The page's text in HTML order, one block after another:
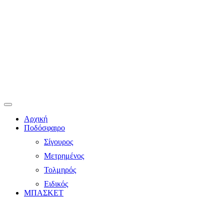
Αρχική
Ποδόσφαιρο
Σίγουρος
Μετρημένος
Τολμηρός
Ειδικός
ΜΠΑΣΚΕΤ